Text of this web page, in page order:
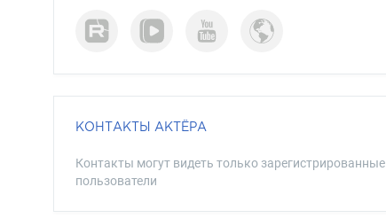
КОНТАКТЫ АКТЁРА
Контакты могут видеть только зарегистрированные
пользователи